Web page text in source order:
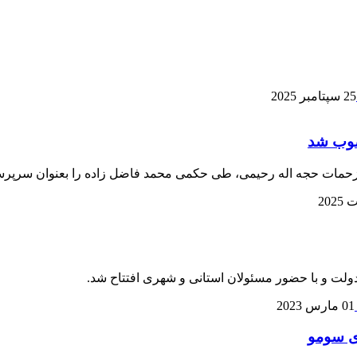
25 سپتامبر 2025
شد
زحمات حجه اله رحیمی، طی حکمی محمد فاضل زاده را بعنوان
01 مارس 2023
سومو